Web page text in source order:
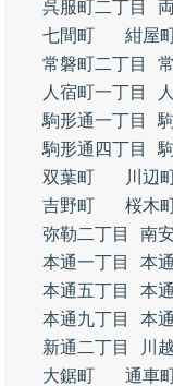
呉服町二丁目
七間町
紺屋
常磐町二丁目
人宿町一丁目
駒形通一丁目
駒形通四丁目
双葉町
川辺
吉野町
桜木
弥勒二丁目
南
本通一丁目
本
本通五丁目
本
本通九丁目
本
新通二丁目
川
大鋸町
通車